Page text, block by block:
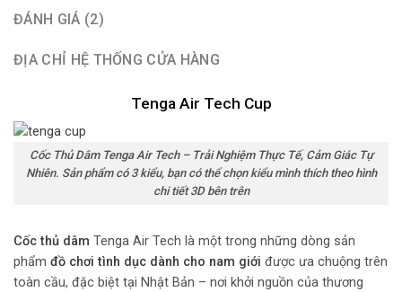
ĐÁNH GIÁ (2)
ĐỊA CHỈ HỆ THỐNG CỬA HÀNG
Tenga Air Tech Cup
Cốc Thủ Dâm Tenga Air Tech – Trải Nghiệm Thực Tế, Cảm Giác Tự
Nhiên. Sản phẩm có 3 kiểu, bạn có thể chọn kiểu mình thích theo hình
chi tiết 3D bên trên
Cốc thủ dâm Tenga Air Tech là một trong những dòng sản
phẩm đồ chơi tình dục dành cho nam giới được ưa chuộng trên
toàn cầu, đặc biệt tại Nhật Bản – nơi khởi nguồn của thương